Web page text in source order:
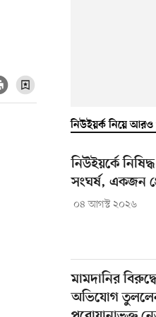
নিউইয়র্ক নিয়ে
নিউইয়র্কে
সংঘর্ষ, একজন
০৪ আগস্ট ২০২৬
মামদানির
অভিযোগ